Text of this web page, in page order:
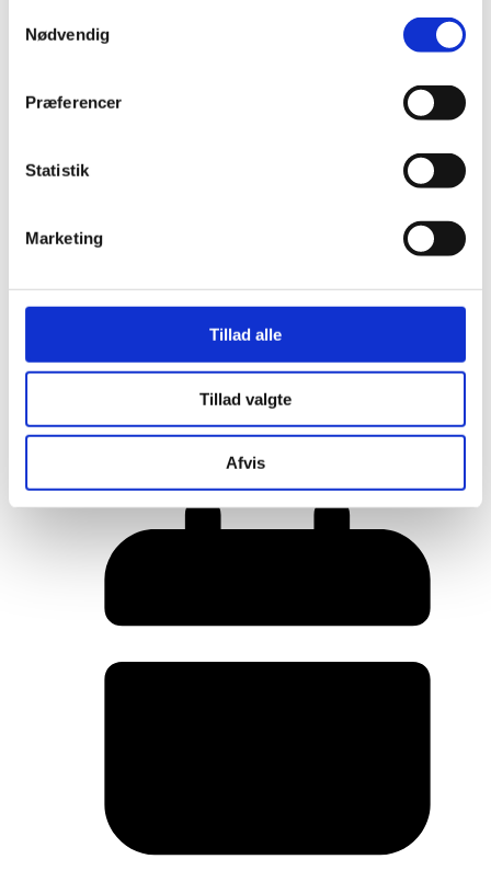
Nødvendig
Præferencer
Statistik
Marketing
Tillad alle
Tillad valgte
Afvis
Her er alle vinderne fra årets Danish
Rainbow Awards